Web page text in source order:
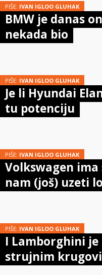
PIŠE: IVAN IGLOO GLUHAK
BMW je danas
nekada bio
PIŠE: IVAN IGLOO GLUHAK
Je li Hyundai
tu potenciju
PIŠE: IVAN IGLOO GLUHAK
Volkswagen
nam (još) uzeti
PIŠE: IVAN IGLOO GLUHAK
I Lamborghini
strujnim